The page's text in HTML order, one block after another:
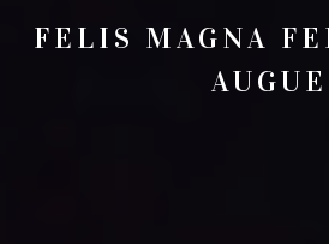
FELIS MAGNA
AUGUE